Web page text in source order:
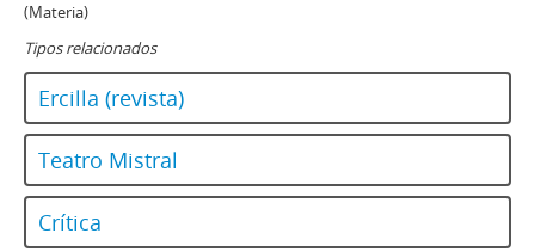
(Materia)
Tipos relacionados
Ercilla (revista)
Teatro Mistral
Crítica